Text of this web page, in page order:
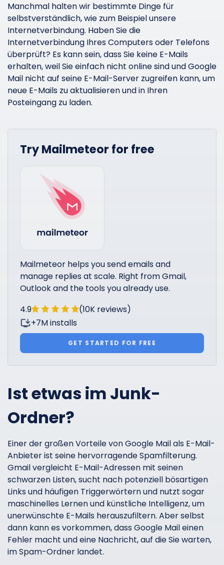
Manchmal halten wir bestimmte Dinge für
selbstverständlich, wie zum Beispiel unsere
Internetverbindung. Haben Sie die
Internetverbindung Ihres Computers oder Telefons
überprüft? Es kann sein, dass Sie keine E-Mails
erhalten, weil Sie einfach nicht online sind und Google
Mail nicht auf seine E-Mail-Server zugreifen kann, um
neue E-Mails zu aktualisieren und in Ihren
Posteingang zu laden.
Try Mailmeteor for free
Mailmeteor helps you send emails and
manage replies at scale. Right from Gmail,
Outlook and the tools you already use.
4.9
(10K reviews)
+7M installs
GET STARTED FOR FREE
Ist etwas im Junk-
Ordner?
Einer der großen Vorteile von Google Mail als E-Mail-
Anbieter ist seine hervorragende Spamfilterung.
Gmail vergleicht E-Mail-Adressen mit seinen
schwarzen Listen, sucht nach potenziell bösartigen
Links und häufigen Triggerwörtern und nutzt sogar
maschinelles Lernen und künstliche Intelligenz, um
unerwünschte E-Mails herauszufiltern. Aber selbst
dann kann es vorkommen, dass Google Mail einen
Fehler macht und eine Nachricht, auf die Sie warten,
im Spam-Ordner landet.